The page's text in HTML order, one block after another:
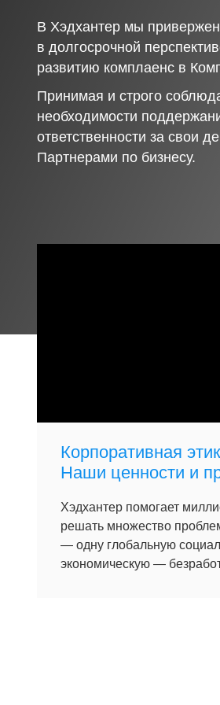
В Хэдхантер мы
в долгосрочной
развитию комплаенс в
Принимая и строго
необходимости
ответственности за свои
Партнерами по бизнесу.
Корпоративная
Наши ценности и
Хэдхантер помогает
решать множество
— одну глобальную
экономическую —